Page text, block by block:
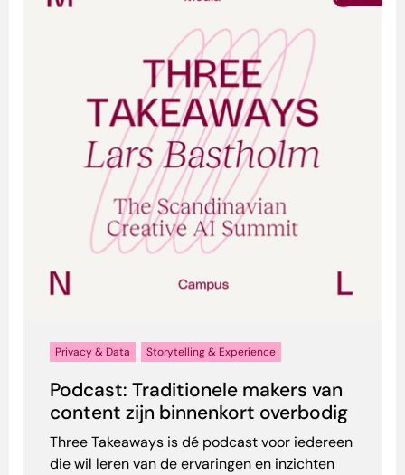
Privacy & Data Storytelling & Experience
Podcast: Traditionele makers van
content zijn binnenkort overbodig
Three Takeaways is dé podcast voor iedereen
die wil leren van de ervaringen en inzichten